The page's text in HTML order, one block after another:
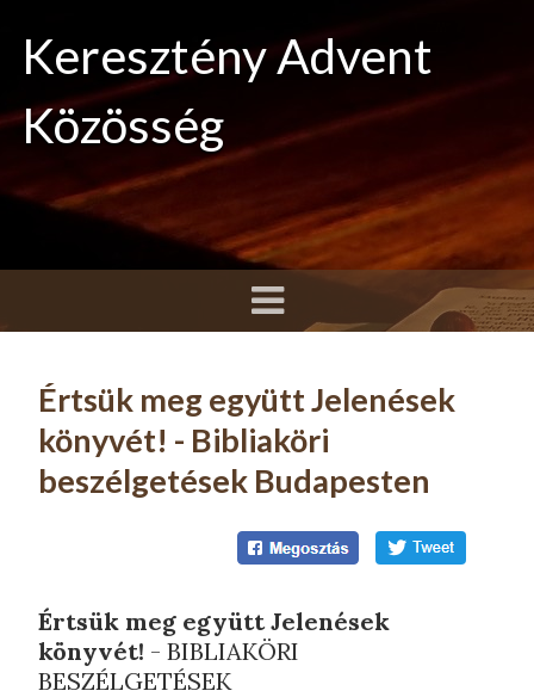
Keresztény Advent
Közösség
Értsük meg együtt Jelenések
könyvét! - Bibliaköri
beszélgetések Budapesten
Értsük meg együtt Jelenések
könyvét! - BIBLIAKÖRI
BESZÉLGETÉSEK